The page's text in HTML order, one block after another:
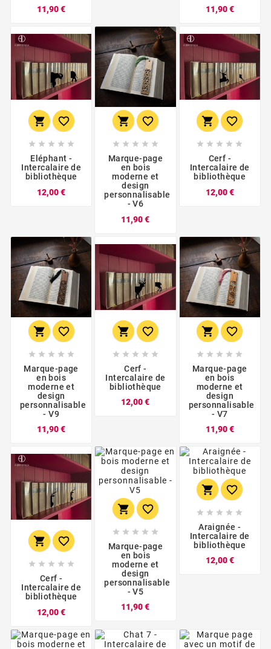
11,90 €Prix 11,90 €Prix
 
    
Eléphant -
Intercalaire de
bibliothèque
12,00 €Prix
 
    
Marque-page
en bois
moderne et
design
personnalisable
- V6
11,90 €Prix
 
    
Cerf -
Intercalaire de
bibliothèque
12,00 €Prix
 
    
Marque-page
en bois
moderne et
design
personnalisable
- V9
11,90 €Prix
 
    
Cerf -
Intercalaire de
bibliothèque
12,00 €Prix
 
    
Marque-page
en bois
moderne et
design
personnalisable
- V7
11,90 €Prix
 
    
Cerf -
Intercalaire de
bibliothèque
12,00 €Prix
 
    
Marque-page
en bois
moderne et
design
personnalisable
- V5
11,90 €Prix
 
    
Araignée -
Intercalaire de
bibliothèque
12,00 €Prix